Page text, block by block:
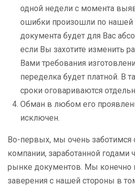
одной недели с момента
ошибки произошли по нашей
документа будет для Вас
если Вы захотите изменить
Вами требования
переделка будет платной. В
сроки оговариваются
Обман в любом его
исключен.
Во-первых, мы очень заботимся
компании, заработанной годами
рынке документов. Мы конечно
заверения с нашей стороны в